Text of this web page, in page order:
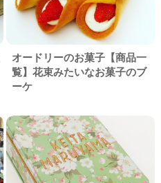
オードリーのお菓子【商品一
覧】花束みたいなお菓子のブ
ーケ